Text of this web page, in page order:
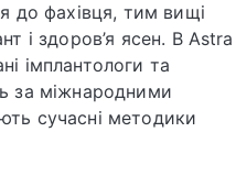
до фахівця, тим вищі
і здоров’я ясен. В Astra
імплантологи та
за міжнародними
сучасні методики